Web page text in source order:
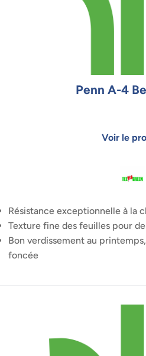
Penn A-4
Résistance exceptionnelle à la
Texture fine des feuilles pour
Bon verdissement au
foncée